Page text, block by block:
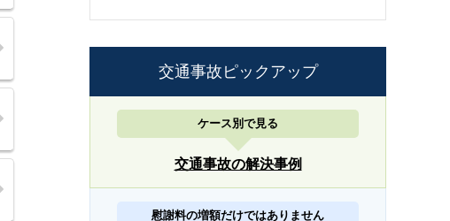
交通事故ピックアップ
ケース別で見る
交通事故の解決事例
慰謝料の増額だけではありません